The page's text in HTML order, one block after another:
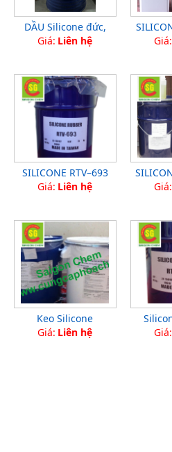
DẦU Silicone đức,
Giá: Liên hệ
Giá:
SILICONE RTV–693
Giá: Liên hệ
Giá:
Keo Silicone
Giá: Liên hệ
Giá: